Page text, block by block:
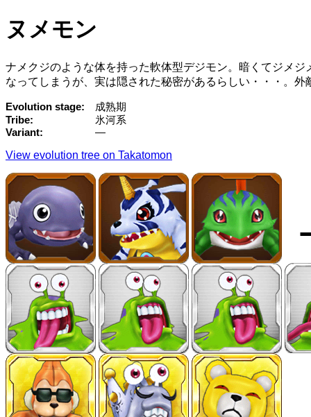
ヌメモン
ナメクジのような体を持った軟体型デジモン。暗くてジメ
なってしまうが、実は隠された秘密があるらしい・・・。
Evolution stage
成熟期
Tribe
氷河系
Variant
—
View evolution tree on Takatomon